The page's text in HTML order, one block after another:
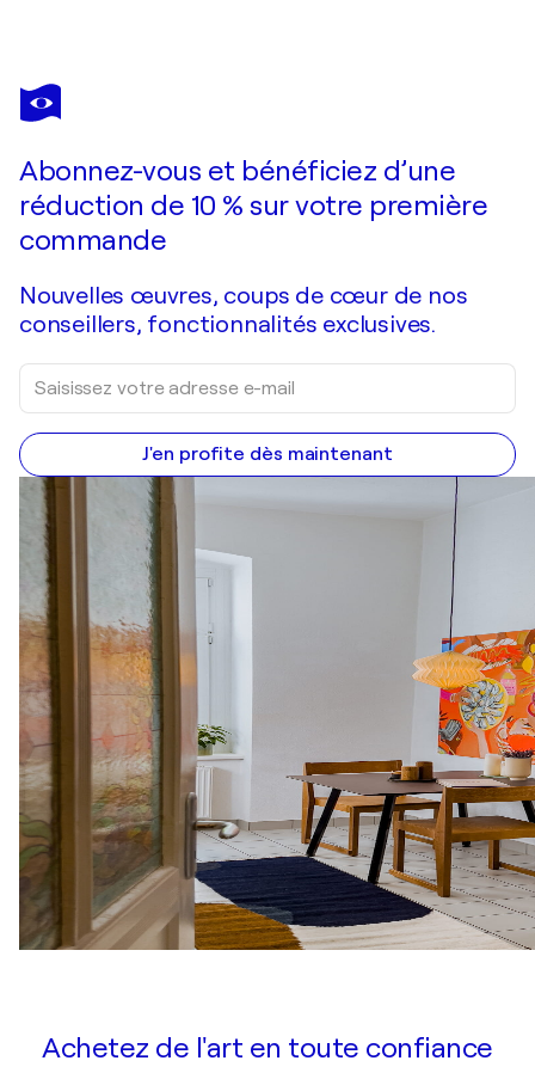
PIERRE
PASZKOWSKI
Je passe commande
Abonnez-vous et bénéficiez d’une
réduction de 10 % sur votre première
commande
Nouvelles œuvres, coups de cœur de nos
conseillers, fonctionnalités exclusives.
J'en profite dès maintenant
Achetez de l'art en toute confiance